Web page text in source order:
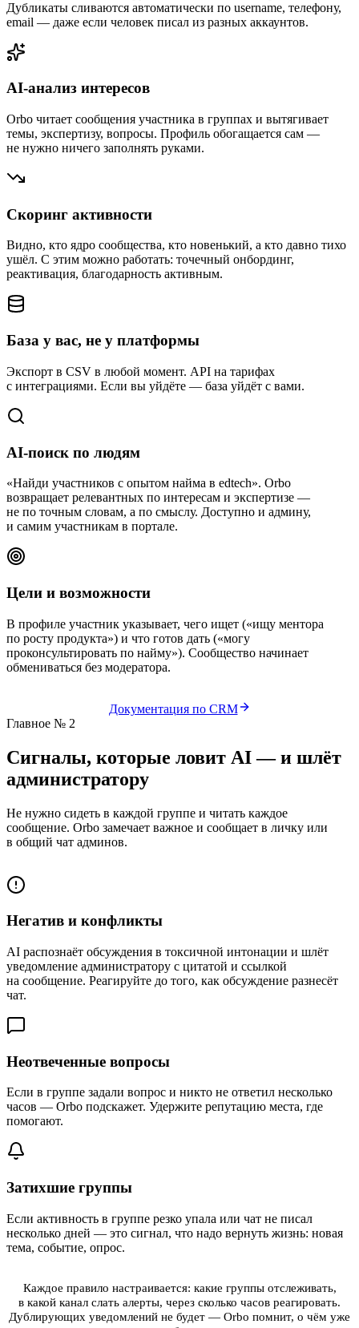
Дубликаты сливаются автоматически по username, телефону,
email — даже если человек писал из разных аккаунтов.
AI-анализ интересов
Orbo читает сообщения участника в группах и вытягивает
темы, экспертизу, вопросы. Профиль обогащается сам —
не нужно ничего заполнять руками.
Скоринг активности
Видно, кто ядро сообщества, кто новенький, а кто давно тихо
ушёл. С этим можно работать: точечный онбординг,
реактивация, благодарность активным.
База у вас, не у платформы
Экспорт в CSV в любой момент. API на тарифах
с интеграциями. Если вы уйдёте — база уйдёт с вами.
AI-поиск по людям
«Найди участников с опытом найма в edtech». Orbo
возвращает релевантных по интересам и экспертизе —
не по точным словам, а по смыслу. Доступно и админу,
и самим участникам в портале.
Цели и возможности
В профиле участник указывает, чего ищет («ищу ментора
по росту продукта») и что готов дать («могу
проконсультировать по найму»). Сообщество начинает
обмениваться без модератора.
Документация по CRM
Главное № 2
Сигналы, которые ловит AI — и шлёт
администратору
Не нужно сидеть в каждой группе и читать каждое
сообщение. Orbo замечает важное и сообщает в личку или
в общий чат админов.
Негатив и конфликты
AI распознаёт обсуждения в токсичной интонации и шлёт
уведомление администратору с цитатой и ссылкой
на сообщение. Реагируйте до того, как обсуждение разнесёт
чат.
Неотвеченные вопросы
Если в группе задали вопрос и никто не ответил несколько
часов — Orbo подскажет. Удержите репутацию места, где
помогают.
Затихшие группы
Если активность в группе резко упала или чат не писал
несколько дней — это сигнал, что надо вернуть жизнь: новая
тема, событие, опрос.
Каждое правило настраивается: какие группы отслеживать,
в какой канал слать алерты, через сколько часов реагировать.
Дублирующих уведомлений не будет — Orbo помнит, о чём уже